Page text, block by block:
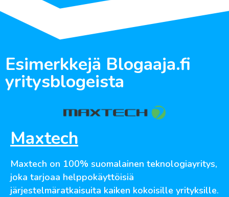
Esimerkkejä Blogaaja.fi
yritysblogeista
Maxtech
Maxtech on 100% suomalainen teknologiayritys,
joka tarjoaa helppokäyttöisiä
järjestelmäratkaisuita kaiken kokoisille yrityksille.